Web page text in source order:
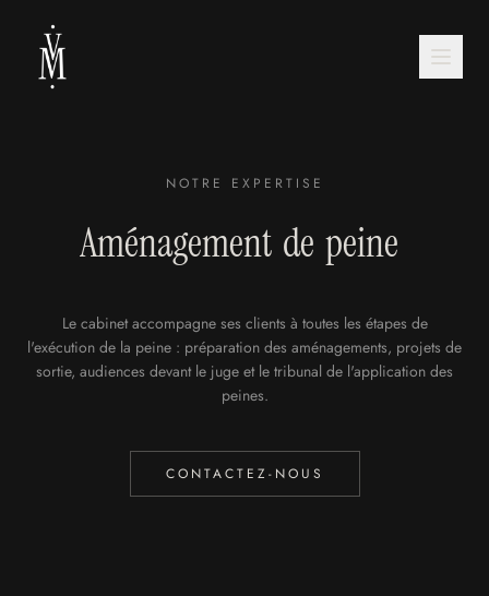
NOTRE EXPERTISE
Aménagement de peine
Le cabinet accompagne ses clients à toutes les étapes de
l'exécution de la peine : préparation des aménagements, projets de
sortie, audiences devant le juge et le tribunal de l'application des
peines.
CONTACTEZ-NOUS